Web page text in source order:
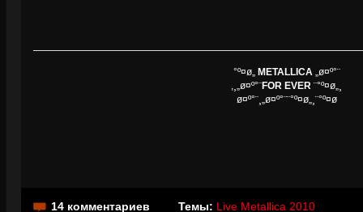
°º¤ø„ METALLICA„ø¤º°¨
,¸„ø¤º°¨FOR EVER ¨°º¤ø„¸
ø¤º°¨¸„ø¤º°¨¨°º¤ø„¸¨°º¤ø
14 комментариев Темы: Live Metallica 2010